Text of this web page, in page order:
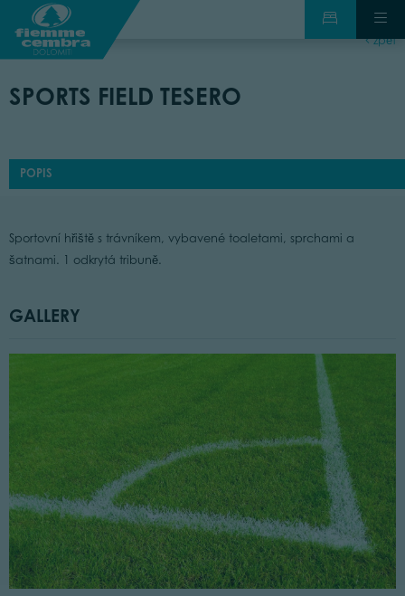
zpět
SPORTS FIELD TESERO
POPIS
Sportovní hřiště s trávníkem, vybavené toaletami, sprchami a
šatnami. 1 odkrytá tribuně.
GALLERY